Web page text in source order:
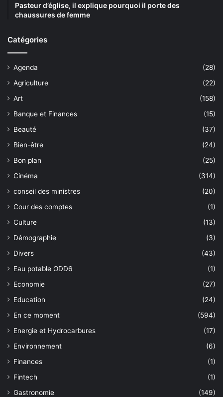
Pasteur d’église, il explique pourquoi il porte des
chaussures de femme
Catégories
Agenda
(28)
Agriculture
(22)
Art
(158)
Banque et Finances
(15)
Beauté
(37)
Bien-être
(24)
Bon plan
(25)
Cinéma
(314)
conseil des ministres
(20)
Cour des comptes
(1)
Culture
(13)
Démographie
(3)
Divers
(43)
Eau potable ODD6
(1)
Economie
(27)
Education
(24)
En ce moment
(594)
Energie et Hydrocarbures
(17)
Environnement
(6)
Finances
(1)
Fintech
(1)
Gastronomie
(149)